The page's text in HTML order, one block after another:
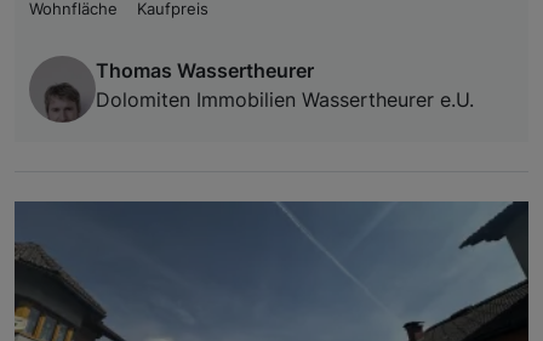
Wohnfläche
Kaufpreis
Thomas Wassertheurer
Dolomiten Immobilien Wassertheurer e.U.